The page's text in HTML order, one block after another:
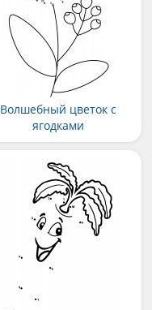
Волшебный цветок с
ягодками